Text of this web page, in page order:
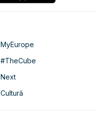
MyEurope
#TheCube
Next
Cultură